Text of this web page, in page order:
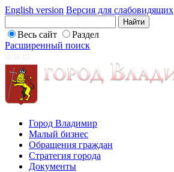
English version Версия для слабовидящих
Весь сайт
Раздел
Расширенный поиск
Город Владимир
Малый бизнес
Обращения граждан
Стратегия города
Документы